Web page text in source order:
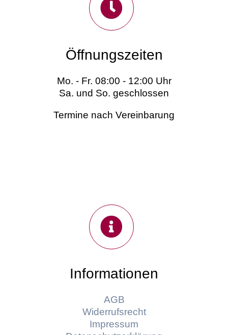
Öffnungszeiten
Mo. - Fr. 08:00 - 12:00 Uhr
Sa. und So. geschlossen
Termine nach Vereinbarung
Informationen
AGB
Widerrufsrecht
Impressum